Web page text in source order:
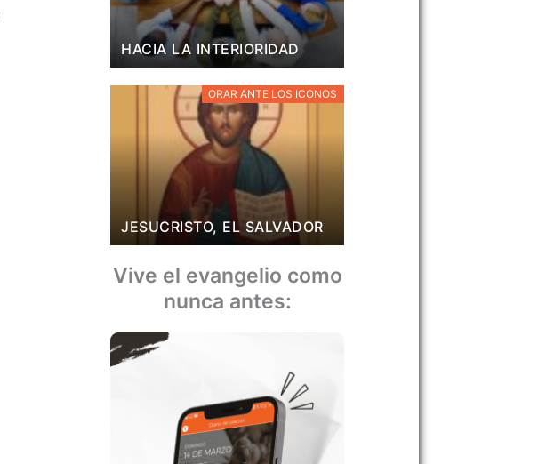
HACIA LA INTERIORIDAD
ORAR ANTE LOS ICONOS
JESUCRISTO, EL SALVADOR
Vive el evangelio como
nunca antes: